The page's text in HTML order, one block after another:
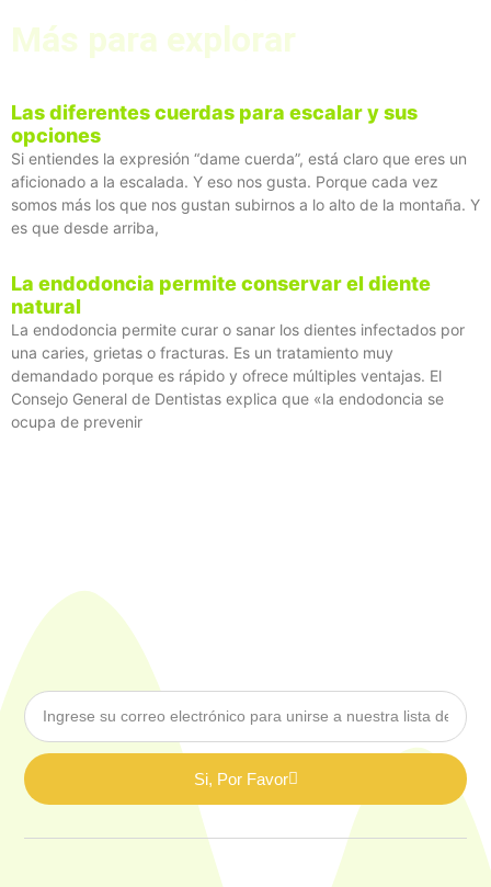
Más para explorar
Las diferentes cuerdas para escalar y sus
opciones
Si entiendes la expresión “dame cuerda”, está claro que eres un
aficionado a la escalada. Y eso nos gusta. Porque cada vez
somos más los que nos gustan subirnos a lo alto de la montaña. Y
es que desde arriba,
La endodoncia permite conservar el diente
natural
La endodoncia permite curar o sanar los dientes infectados por
una caries, grietas o fracturas. Es un tratamiento muy
demandado porque es rápido y ofrece múltiples ventajas. El
Consejo General de Dentistas explica que «la endodoncia se
ocupa de prevenir
Si, Por Favor